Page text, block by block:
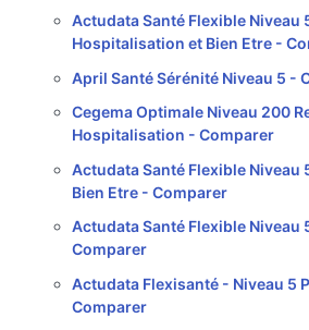
Actudata Santé Flexible Niveau
Hospitalisation et Bien Etre -
April Santé Sérénité Niveau 5 -
Cegema Optimale Niveau 200
Hospitalisation - Comparer
Actudata Santé Flexible Niveau
Bien Etre - Comparer
Actudata Santé Flexible Niveau
Comparer
Actudata Flexisanté - Niveau 5
Comparer